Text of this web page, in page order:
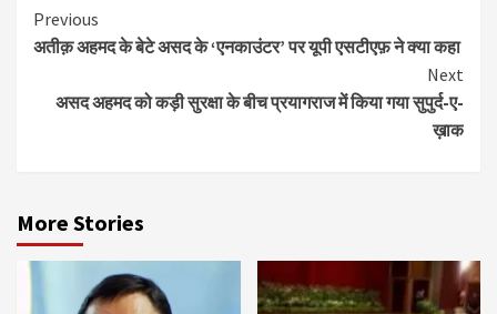
Continue
Reading
Previous
अतीक़ अहमद के बेटे असद के ‘एनकाउंटर’ पर यूपी एसटीएफ़ ने क्या कहा
Next
असद अहमद को कड़ी सुरक्षा के बीच प्रयागराज में किया गया सुपुर्द-ए-
ख़ाक
More Stories